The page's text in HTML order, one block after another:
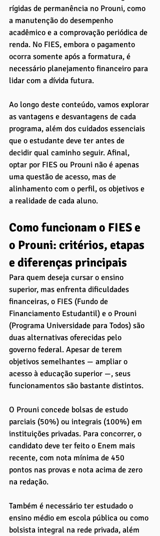
rígidas de permanência no Prouni, como
a manutenção do desempenho
acadêmico e a comprovação periódica de
renda. No FIES, embora o pagamento
ocorra somente após a formatura, é
necessário planejamento financeiro para
lidar com a dívida futura.
Ao longo deste conteúdo, vamos explorar
as vantagens e desvantagens de cada
programa, além dos cuidados essenciais
que o estudante deve ter antes de
decidir qual caminho seguir. Afinal,
optar por FIES ou Prouni não é apenas
uma questão de acesso, mas de
alinhamento com o perfil, os objetivos e
a realidade de cada aluno.
Como funcionam o FIES e
o Prouni: critérios, etapas
e diferenças principais
Para quem deseja cursar o ensino
superior, mas enfrenta dificuldades
financeiras, o FIES (Fundo de
Financiamento Estudantil) e o Prouni
(Programa Universidade para Todos) são
duas alternativas oferecidas pelo
governo federal. Apesar de terem
objetivos semelhantes — ampliar o
acesso à educação superior —, seus
funcionamentos são bastante distintos.
O Prouni concede bolsas de estudo
parciais (50%) ou integrais (100%) em
instituições privadas. Para concorrer, o
candidato deve ter feito o Enem mais
recente, com nota mínima de 450
pontos nas provas e nota acima de zero
na redação.
Também é necessário ter estudado o
ensino médio em escola pública ou como
bolsista integral na rede privada, além